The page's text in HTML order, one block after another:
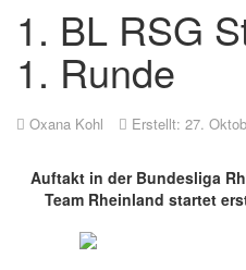
1. BL RSG
1. Runde
Oxana Kohl Erstellt: 27.
Auftakt in der Bundesliga
Team Rheinland startet